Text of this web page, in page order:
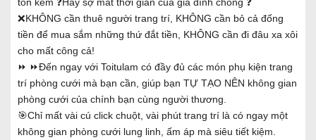
❌KHÔNG cần thuê người trang trí, KHÔNG cần bỏ cả đống
tiền để mua sắm những thứ đắt tiền, KHÔNG cần đi đâu xa xôi
cho mất công cả!
⏩ ⏩Đến ngay với Toitulam có đầy đủ các món phụ kiện trang
trí phòng cưới mà bạn cần, giúp bạn TỰ TẠO NÊN không gian
phòng cưới của chính bạn cùng người thương.
🎯Chỉ mất vài cú click chuột, vài phút trang trí là có ngay một
không gian phòng cưới lung linh, ấm áp mà siêu tiết kiệm.